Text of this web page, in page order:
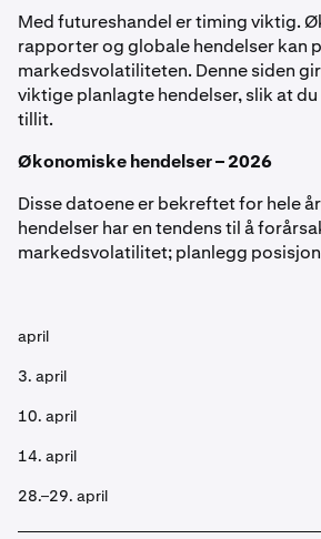
Med futureshandel er timing viktig.
rapporter og globale hendelser kan
markedsvolatiliteten. Denne siden
viktige planlagte hendelser, slik at
tillit.
Økonomiske hendelser – 2026
Disse datoene er bekreftet for hele
hendelser har en tendens til å
markedsvolatilitet; planlegg
april
3. april
10. april
14. april
28.–29. april